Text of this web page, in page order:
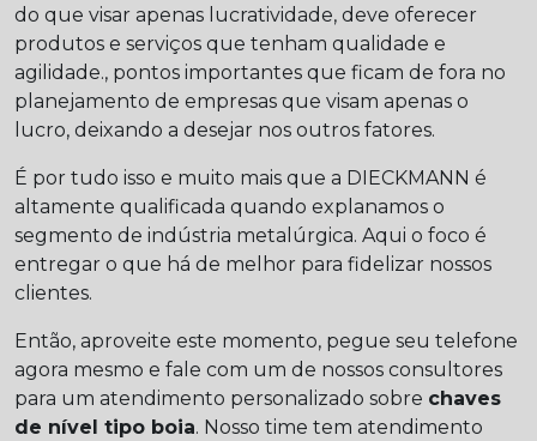
do que visar apenas lucratividade, deve oferecer
produtos e serviços que tenham qualidade e
agilidade., pontos importantes que ficam de fora no
planejamento de empresas que visam apenas o
lucro, deixando a desejar nos outros fatores.
É por tudo isso e muito mais que a DIECKMANN é
altamente qualificada quando explanamos o
segmento de indústria metalúrgica. Aqui o foco é
entregar o que há de melhor para fidelizar nossos
clientes.
Então, aproveite este momento, pegue seu telefone
agora mesmo e fale com um de nossos consultores
para um atendimento personalizado sobre chaves
de nível tipo boia. Nosso time tem atendimento